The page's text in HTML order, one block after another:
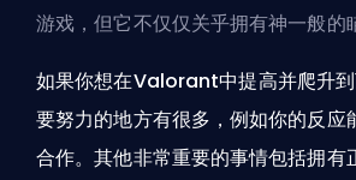
游戏，但它不仅仅关乎拥有神一般的
如果你想在Valorant中提高并爬升
要努力的地方有很多，例如你的反应
合作。其他非常重要的事情包括拥有